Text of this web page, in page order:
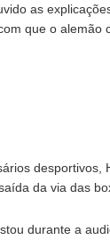
as
que o alemão
da via das
durante a